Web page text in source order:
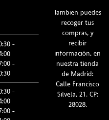
-
-
-
-
Tambien puedes
recoger tus
compras, y
recibir
información, en
nuestra tienda
de Madrid:
Calle Francisco
Silvela, 21. CP:
28028.